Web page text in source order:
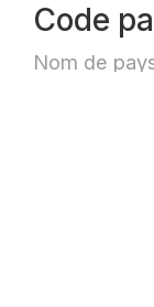
Code